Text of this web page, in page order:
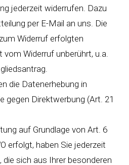
jederzeit widerrufen. Dazu
per E-Mail an uns. Die
Widerruf erfolgten
vom Widerruf unberührt, u.a.
die Datenerhebung in
gegen Direktwerbung (Art. 21
auf Grundlage von Art. 6
erfolgt, haben Sie jederzeit
die sich aus Ihrer besonderen